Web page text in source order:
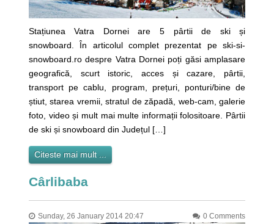
Stațiunea Vatra Dornei are 5 pârtii de ski și
snowboard. În articolul complet prezentat pe ski-si-
snowboard.ro despre Vatra Dornei poți găsi amplasare
geografică, scurt istoric, acces și cazare, pârtii,
transport pe cablu, program, prețuri, ponturi/bine de
știut, starea vremii, stratul de zăpadă, web-cam, galerie
foto, video și mult mai multe informații folositoare. Pârtii
de ski și snowboard din Județul […]
Citeste mai mult ...
Cârlibaba
Sunday, 26 January 2014 20:47 0 Comments